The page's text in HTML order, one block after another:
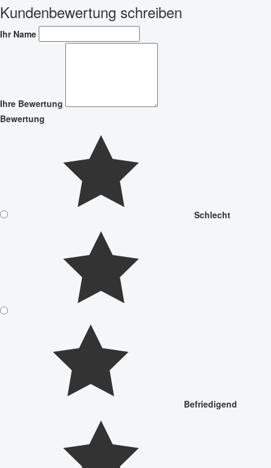
Kundenbewertung schreiben
Ihr Name
Ihre Bewertung
Bewertung
Schlecht
Befriedigend